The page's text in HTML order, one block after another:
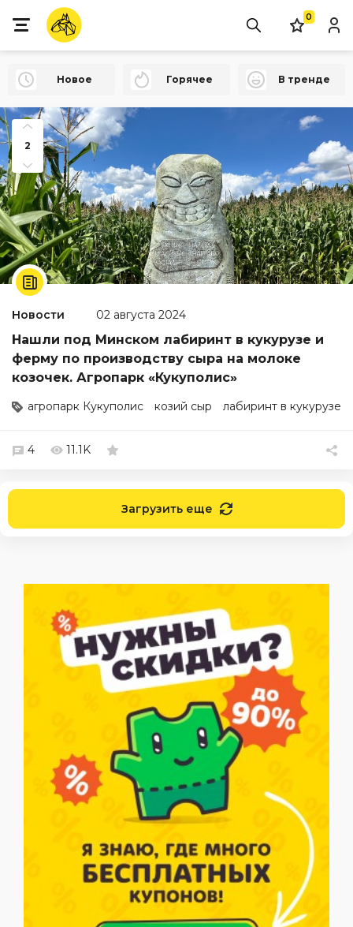
0
Новое Горячее В тренде
2
Новости 02 августа 2024
Нашли под Минском лабиринт в кукурузе и
ферму по производству сыра на молоке
козочек. Агропарк «Кукуполис»
агропарк Кукуполис козий сыр лабиринт в кукурузе
4 11.1K
Загрузить еще